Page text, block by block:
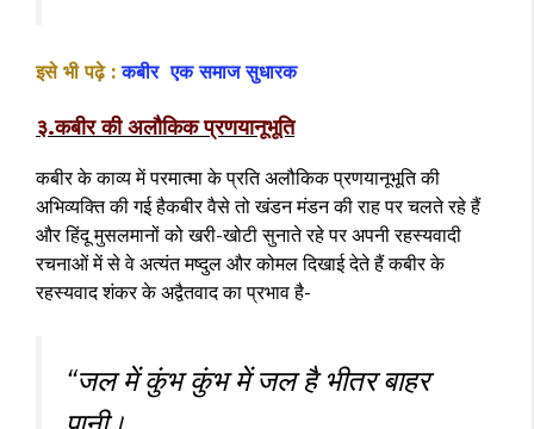
इसे भी पढ़े :कबीर एक समाज सुधारक
३.कबीर की अलौकिक प्रणयानूभूति
कबीर के काव्य में परमात्मा के प्रति अलौकिक प्रणयानूभूति की
अभिव्यक्ति की गई हैकबीर वैसे तो खंडन मंडन की राह पर चलते रहे हैं
और हिंदू मुसलमानों को खरी-खोटी सुनाते रहे पर अपनी रहस्यवादी
रचनाओं में से वे अत्यंत मष्दुल और कोमल दिखाई देते हैं कबीर के
रहस्यवाद शंकर के अद्वैतवाद का प्रभाव है-
“जल में कुंभ कुंभ में जल है भीतर बाहर